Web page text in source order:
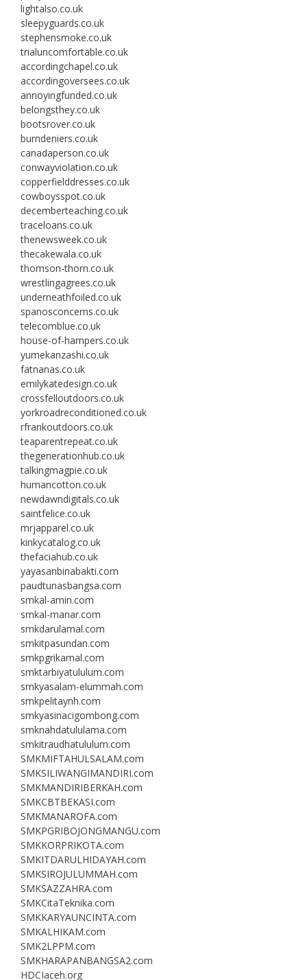
lightalso.co.uk
sleepyguards.co.uk
stephensmoke.co.uk
trialuncomfortable.co.uk
accordingchapel.co.uk
accordingoversees.co.uk
annoyingfunded.co.uk
belongsthey.co.uk
bootsrover.co.uk
burndeniers.co.uk
canadaperson.co.uk
conwayviolation.co.uk
copperfielddresses.co.uk
cowboysspot.co.uk
decemberteaching.co.uk
traceloans.co.uk
thenewsweek.co.uk
thecakewala.co.uk
thomson-thorn.co.uk
wrestlingagrees.co.uk
underneathfoiled.co.uk
spanosconcerns.co.uk
telecomblue.co.uk
house-of-hampers.co.uk
yumekanzashi.co.uk
fatnanas.co.uk
emilykatedesign.co.uk
crossfelloutdoors.co.uk
yorkroadreconditioned.co.uk
rfrankoutdoors.co.uk
teaparentrepeat.co.uk
thegenerationhub.co.uk
talkingmagpie.co.uk
humancotton.co.uk
newdawndigitals.co.uk
saintfelice.co.uk
mrjapparel.co.uk
kinkycatalog.co.uk
thefaciahub.co.uk
yayasanbinabakti.com
paudtunasbangsa.com
smkal-amin.com
smkal-manar.com
smkdarulamal.com
smkitpasundan.com
smkpgrikamal.com
smktarbiyatululum.com
smkyasalam-elummah.com
smkpelitaynh.com
smkyasinacigombong.com
smknahdatululama.com
smkitraudhatululum.com
SMKMIFTAHULSALAM.com
SMKSILIWANGIMANDIRI.com
SMKMANDIRIBERKAH.com
SMKCBTBEKASI.com
SMKMANAROFA.com
SMKPGRIBOJONGMANGU.com
SMKKORPRIKOTA.com
SMKITDARULHIDAYAH.com
SMKSIROJULUMMAH.com
SMKSAZZAHRA.com
SMKCitaTeknika.com
SMKKARYAUNCINTA.com
SMKALHIKAM.com
SMK2LPPM.com
SMKHARAPANBANGSA2.com
HDCIaceh.org